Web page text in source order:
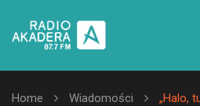
Home Wiadomości
„Halo,